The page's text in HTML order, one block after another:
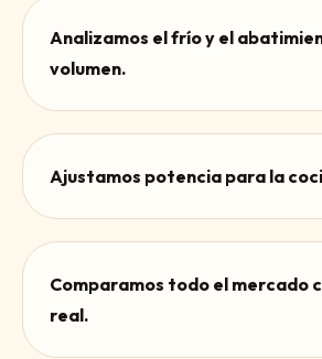
Analizamos el frío y el
volumen.
Ajustamos potencia para la
Comparamos todo el mercado
real.